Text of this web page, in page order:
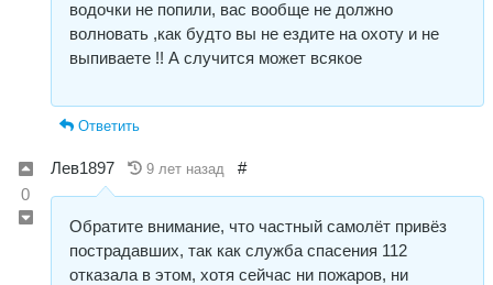
водочки не попили, вас вообще не должно
волновать ,как будто вы не ездите на охоту и не
выпиваете !! А случится может всякое
Ответить
0
Лев1897 9 лет назад #
Обратите внимание, что частный самолёт привёз
пострадавших, так как служба спасения 112
отказала в этом, хотя сейчас ни пожаров, ни